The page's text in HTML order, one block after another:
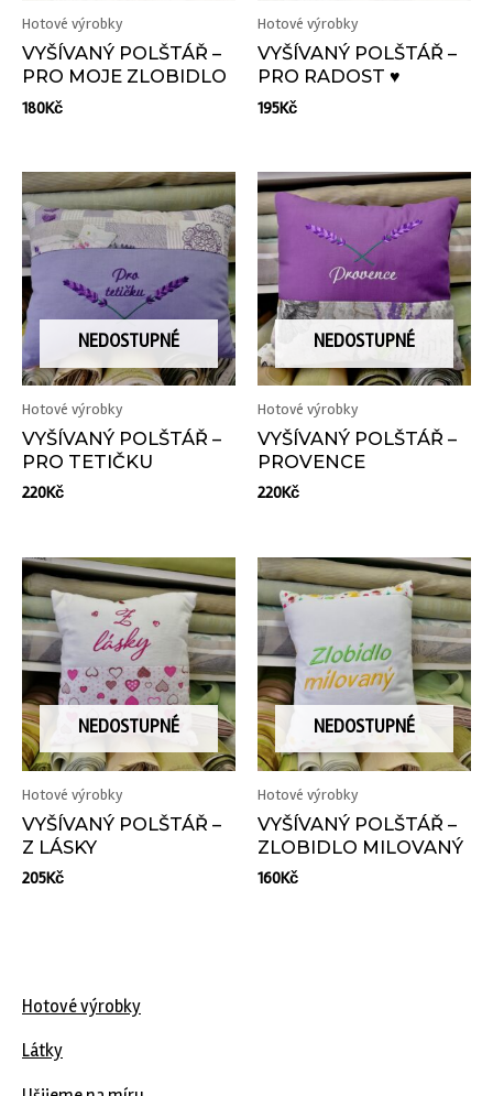
Hotové výrobky
Látky
Hotové výrobky
VYŠÍVANÝ POLŠTÁŘ –
PRO MOJE ZLOBIDLO
180Kč
Hotové výrobky
VYŠÍVANÝ POLŠTÁŘ –
PRO RADOST ♥
195Kč
NEDOSTUPNÉ
Hotové výrobky
VYŠÍVANÝ POLŠTÁŘ –
PRO TETIČKU
220Kč
NEDOSTUPNÉ
Hotové výrobky
VYŠÍVANÝ POLŠTÁŘ –
PROVENCE
220Kč
NEDOSTUPNÉ
Hotové výrobky
VYŠÍVANÝ POLŠTÁŘ –
Z LÁSKY
205Kč
NEDOSTUPNÉ
Hotové výrobky
VYŠÍVANÝ POLŠTÁŘ –
ZLOBIDLO MILOVANÝ
160Kč